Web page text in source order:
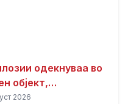
одекнуваа во
објект,
работници
2026